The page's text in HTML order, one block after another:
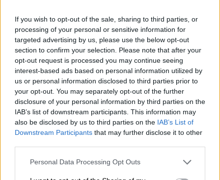
If you wish to opt-out of the sale, sharing to third parties, or
processing of your personal or sensitive information for
targeted advertising by us, please use the below opt-out
section to confirm your selection. Please note that after your
opt-out request is processed you may continue seeing
interest-based ads based on personal information utilized by
us or personal information disclosed to third parties prior to
your opt-out. You may separately opt-out of the further
disclosure of your personal information by third parties on the
IAB’s list of downstream participants. This information may
also be disclosed by us to third parties on the IAB’s List of
Downstream Participants that may further disclose it to other
Personal Data Processing Opt Outs
Κοινοποιήστε:
X
▌ΤΑ ΠΙΟ ΔΗΜΟΦΙΛΗ
ΣΗΜΕΡΑ